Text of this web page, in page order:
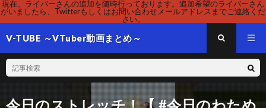
現在、ライバーさんの追加を随時行っております。追加希望のライバーさん
がいましたら、Twitterもしくはお問い合わせメールアドレスまでご連絡くだ
さい。
V-TUBE ～VTuber動画まとめ～